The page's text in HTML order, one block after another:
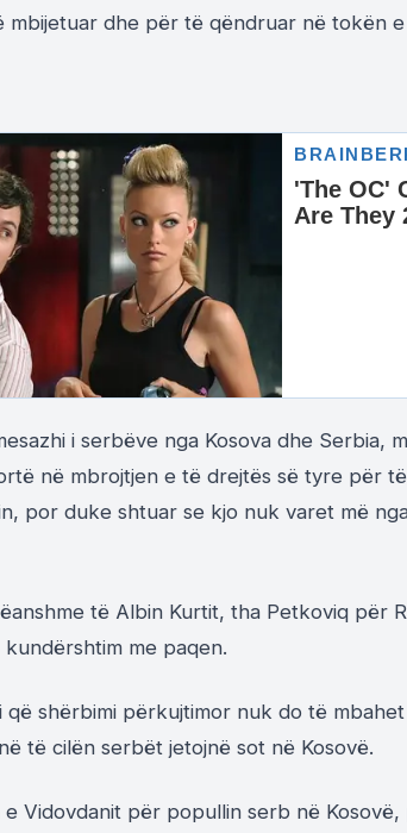
dhe për të qëndruar në tokën
i serbëve nga Kosova dhe Serbia,
në mbrojtjen e të drejtës së tyre për
por duke shtuar se kjo nuk varet më
të Albin Kurtit, tha Petkoviq për
me paqen.
shërbimi përkujtimor nuk do të
të cilën serbët jetojnë sot në Kosovë.
Vidovdanit për popullin serb në